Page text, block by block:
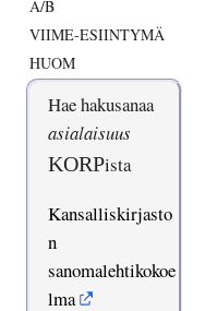
A/B
VIIME-ESIINTYMÄ
HUOM
Hae hakusanaa
asialaisuus
KORPista
Kansalliskirjasto
n
sanomalehtikokoe
lma